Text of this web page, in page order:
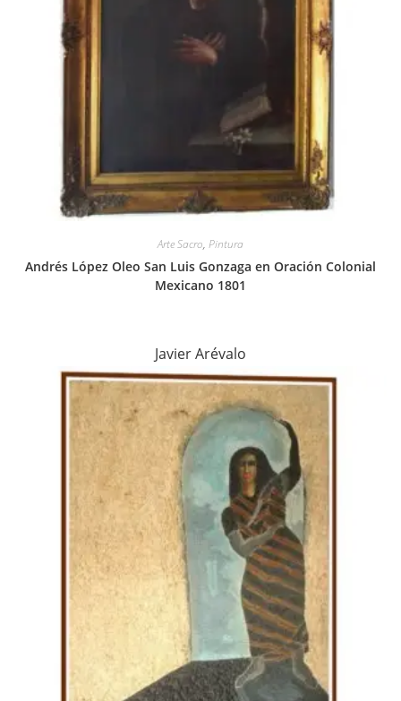
Arte Sacro, Pintura
Andrés López Oleo San Luis Gonzaga en Oración Colonial
Mexicano 1801
Javier Arévalo